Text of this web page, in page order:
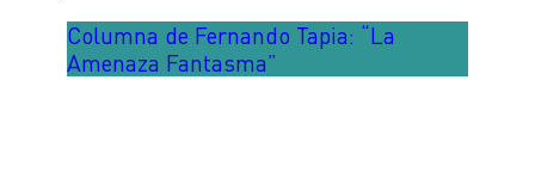
Columna de Fernando Tapia: “La
Amenaza Fantasma”